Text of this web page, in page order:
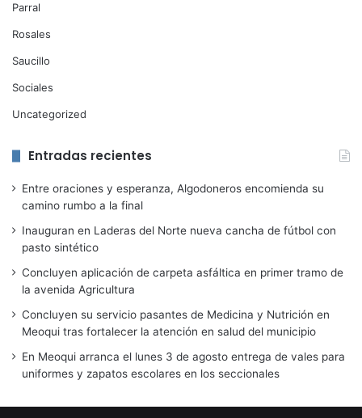
Parral
Rosales
Saucillo
Sociales
Uncategorized
Entradas recientes
Entre oraciones y esperanza, Algodoneros encomienda su
camino rumbo a la final
Inauguran en Laderas del Norte nueva cancha de fútbol con
pasto sintético
Concluyen aplicación de carpeta asfáltica en primer tramo de
la avenida Agricultura
Concluyen su servicio pasantes de Medicina y Nutrición en
Meoqui tras fortalecer la atención en salud del municipio
En Meoqui arranca el lunes 3 de agosto entrega de vales para
uniformes y zapatos escolares en los seccionales